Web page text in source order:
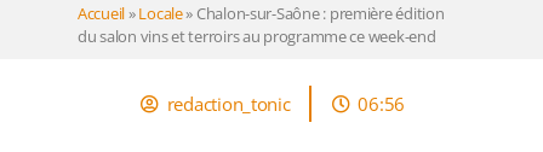
Accueil»Locale» Chalon-sur-Saône : première édition
du salon vins et terroirs au programme ce week-end
redaction_tonic 06:56